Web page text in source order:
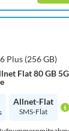
Plus (256 GB)
Flat 80 GB 5G
Allnet-Flat
SMS-Flat